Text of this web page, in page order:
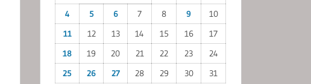
4
5 6 7 8 9
10
11
12 13 14 15 16
17
18
19 20 21 22 23
24
25
26 27 28 29 30
31